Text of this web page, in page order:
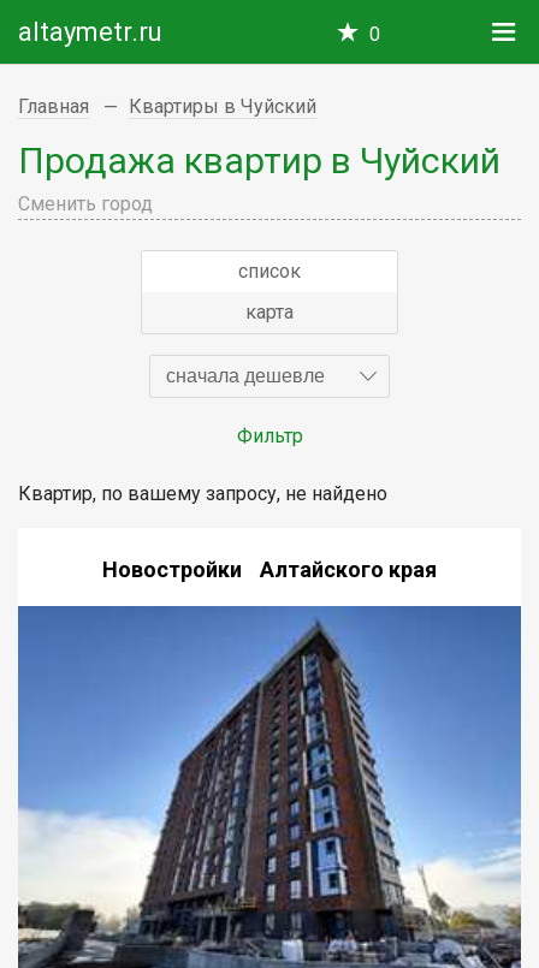
altaymetr.ru 0
Главная Квартиры в Чуйский
Продажа квартир в Чуйский
Сменить город
список
карта
сначала дешевле
Фильтр
Квартир, по вашему запросу, не найдено
Новостройки Алтайского края